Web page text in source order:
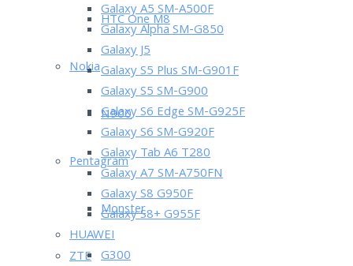
HTC One M8
Nokia
N900
Pentagram
Monster
ZTE
Galaxy A5 SM-A500F
Galaxy Alpha SM-G850
Galaxy J5
Galaxy S5 Plus SM-G901F
Galaxy S5 SM-G900
Galaxy S6 Edge SM-G925F
Galaxy S6 SM-G920F
Galaxy Tab A6 T280
Galaxy A7 SM-A750FN
Galaxy S8 G950F
Galaxy S8+ G955F
HUAWEI
G300